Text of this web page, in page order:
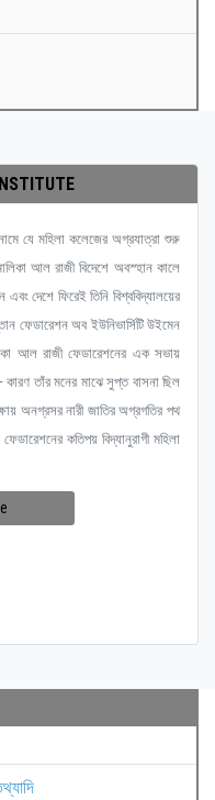
যে মহিলা কলেজের অগ্রযাত্রা শুরু
আল রাজী বিদেশে অবস্হান কালে
দেশে ফিরেই তিনি বিশ্ববিদ্যালয়ের
ফেডারেশন অব ইউনিভার্সিটি উইমেন
আল রাজী ফেডারেশনের এক সভায়
তাঁর মনের মাঝে সুপ্ত বাসনা ছিল
অনগ্রসর নারী জাতির অগ্রগতির পথ
কতিপয় বিদ্যানুরাগী মহিলা